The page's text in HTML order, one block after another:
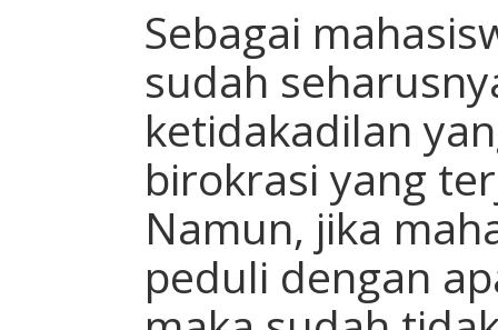
Sebagai
sudah
ketidakadilan
birokrasi yang
Namun, jika
peduli dengan